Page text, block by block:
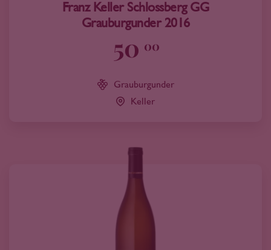
Franz Keller Schlossberg GG
Grauburgunder 2016
50 00
Grauburgunder
Keller